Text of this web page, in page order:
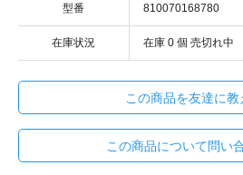
型番 810070168780
在庫状況 在庫 0 個 売切れ中
この商品を友達に教
この商品について問い